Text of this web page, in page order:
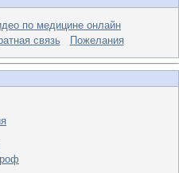
по медицине онлайн
связь Пожелания